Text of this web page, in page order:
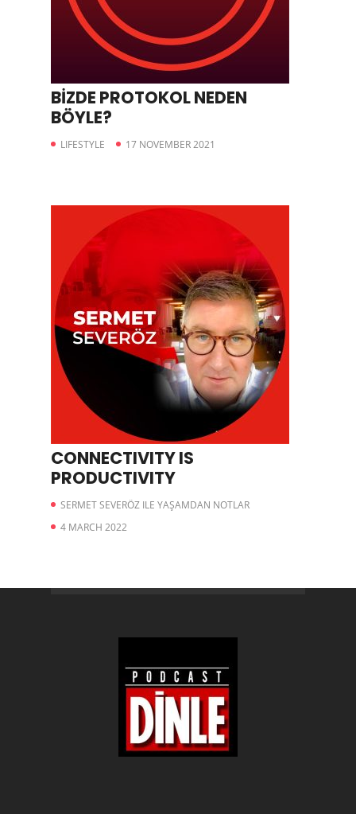
BİZDE PROTOKOL NEDEN
BÖYLE?
LIFESTYLE 17 NOVEMBER 2021
CONNECTIVITY IS
PRODUCTIVITY
SERMET SEVERÖZ ILE YAŞAMDAN NOTLAR
4 MARCH 2022